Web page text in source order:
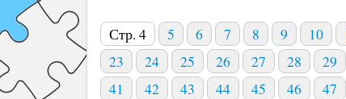
Стр. 4 5 6 7 8 9 10
23
24 25 26 27 28 29
41
42 43 44 45 46 47